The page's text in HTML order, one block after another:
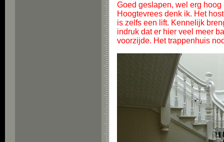
Goed geslapen, wel erg
Hoogtevrees denk ik. Het
is zelfs een lift. Kennelijk
indruk dat er hier veel meer
voorzijde. Het trappenhuis